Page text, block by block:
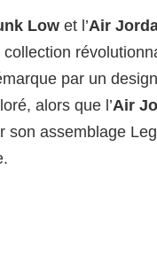
Low et l’Air
par un
alors que l’Air
son assemblage